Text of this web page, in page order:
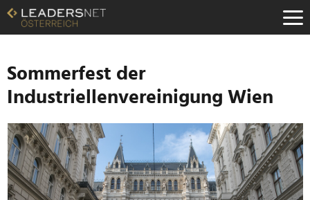
Zum
Inhalt
Zur
Navigation
Zur
Hauptnavigation
Sommerfest der
Industriellenvereinigung Wien